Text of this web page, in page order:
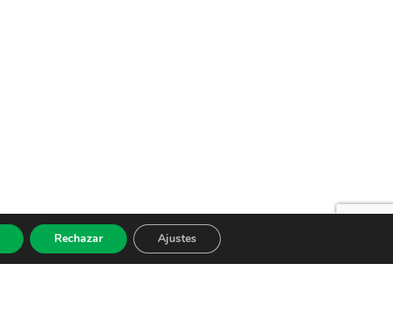
Rechazar Ajustes